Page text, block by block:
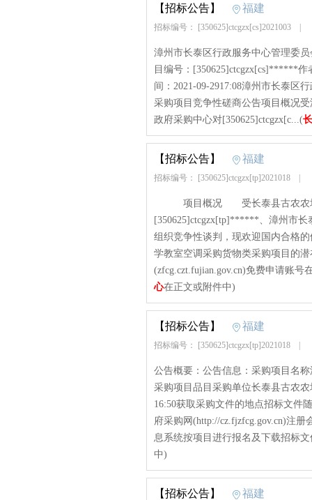
【招标公告】 福建
招标编号： [350625]ctcgzx[cs]2021003
漳州市长泰区行政服务中心管理委
目编号：[350625]ctcgzx[cs]******
间：2021-09-2917:08漳州市长泰区
采购项目竞争性磋商公告项目概况
政府采购中心对[350625]ctcgzx[c...(
【招标公告】 福建
招标编号： [350625]ctcgzx[tp]2021018
项目概况 受长泰县古农农场
[350625]ctcgzx[tp]******、漳州市长
组织竞争性谈判，现欢迎国内合
学教室空调采购货物类采购项目的
(zfcg.czt.fujian.gov.cn)免费申请账
心在正文或附件中)
【招标公告】 福建
招标编号： [350625]ctcgzx[tp]2021018
公告概要：公告信息：采购项目名
采购项目品目采购单位长泰县古农
16:50获取采购文件的地点招标文件
府采购网(http://cz.fjzfcg.gov.cn)注
息系统按项目进行报名及下载招标
中)
【招标公告】 福建